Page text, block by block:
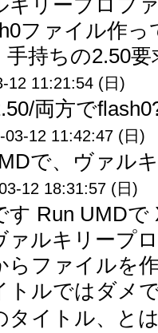
キリープロフ
ファイル作っ
手持ちの2.50
12 11:21:54 (日)
両方で
03-12 11:42:47 (日)
で、ヴァル
12 18:31:57 (日)
す Run UMD
ァルキリープ
らファイルを
トルではダメ
タイトル、と